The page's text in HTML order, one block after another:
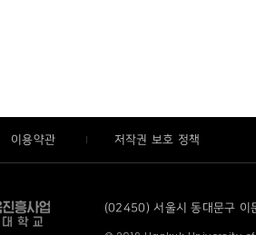
이용약관 저작권 보호 정책
(02450) 서울시 동대문구